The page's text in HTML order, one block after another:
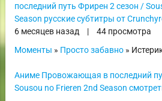
последний путь Фрирен 2 сезон /
Season русские субтитры от
6 месяцев назад
|
44 просмотра
Моменты » Просто забавно»
Аниме Провожающая в последний
Sousou no Frieren 2nd Season